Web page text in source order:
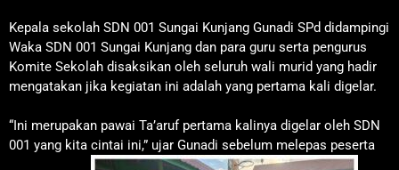
Kepala sekolah SDN 001 Sungai Kunjang Gunadi SPd didampingi
Waka SDN 001 Sungai Kunjang dan para guru serta pengurus
Komite Sekolah disaksikan oleh seluruh wali murid yang hadir
mengatakan jika kegiatan ini adalah yang pertama kali digelar.
“Ini merupakan pawai Ta’aruf pertama kalinya digelar oleh SDN
001 yang kita cintai ini,” ujar Gunadi sebelum melepas peserta